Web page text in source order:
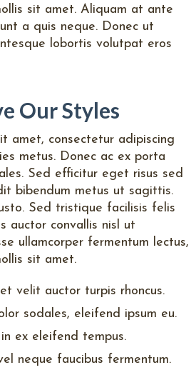
sit amet. Aliquam at ante
a quis neque. Donec ut
lobortis volutpat eros
Our Styles
amet, consectetur adipiscing
metus. Donec ac ex porta
Sed efficitur eget risus sed
bibendum metus ut sagittis.
Sed tristique facilisis felis
auctor convallis nisl ut
ullamcorper fermentum lectus,
sit amet.
velit auctor turpis rhoncus.
sodales, eleifend ipsum eu.
ex eleifend tempus.
neque faucibus fermentum.